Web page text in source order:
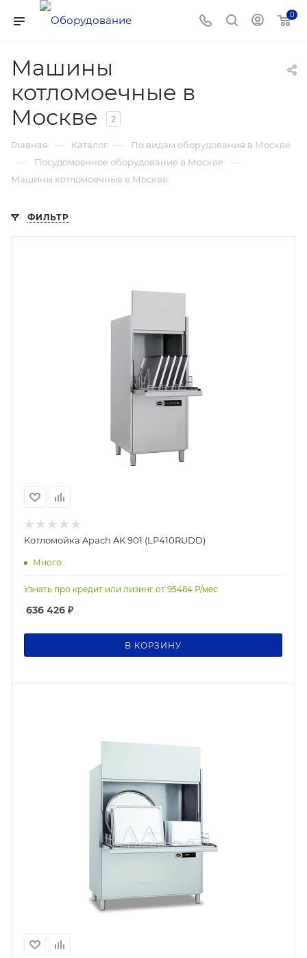
0
Машины
котломоечные в
Москве
2
Главная — Каталог — По видам оборудования в Москве
— Посудомоечное оборудование в Москве —
Машины котломоечные в Москве
ФИЛЬТР
Котломойка Apach AK 901 (LP410RUDD)
Много
Узнать про кредит или лизинг от 95464 Р/мес
636 426 ₽
В КОРЗИНУ